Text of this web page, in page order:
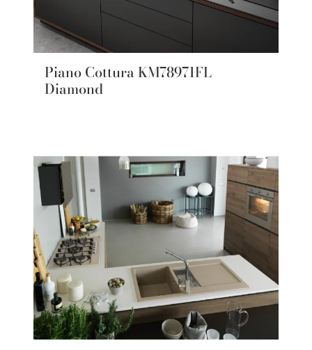
Piano Cottura KM78971FL
Diamond